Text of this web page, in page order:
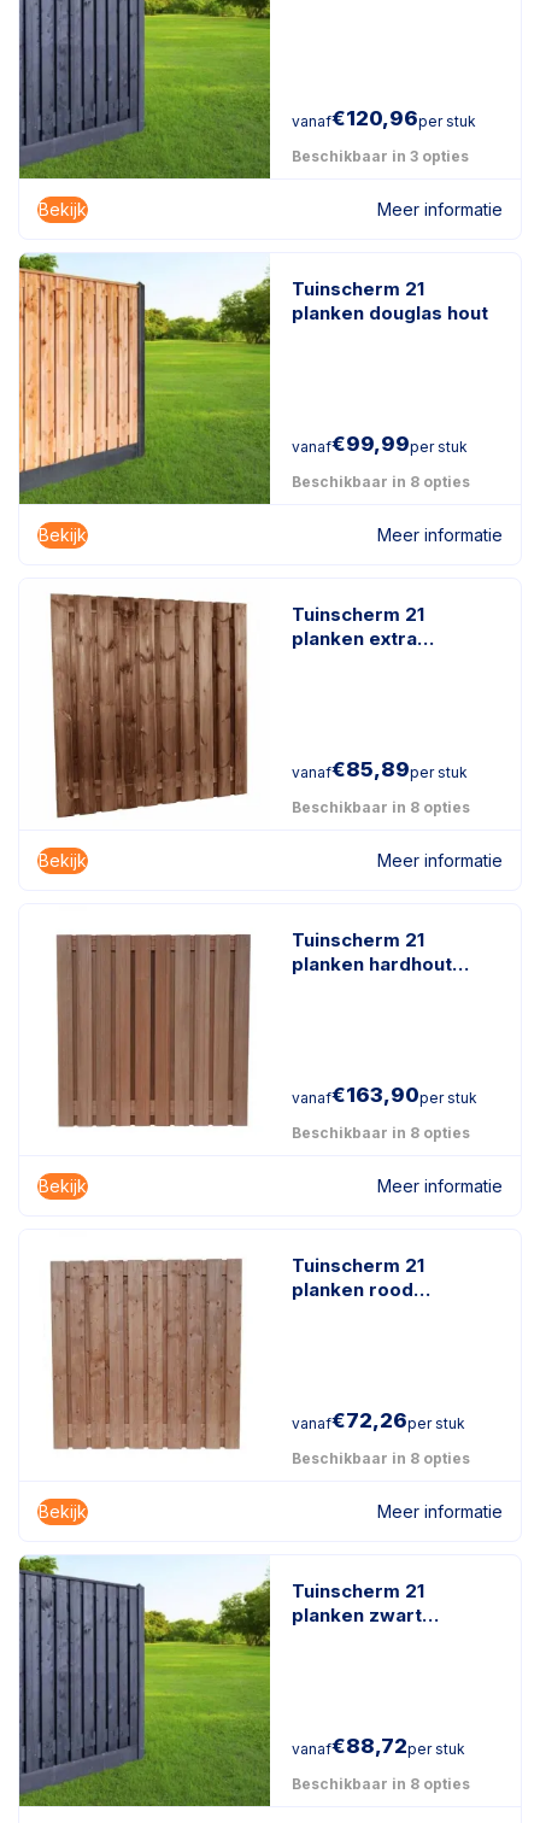
vanaf€120,96per stuk
Beschikbaar in 3 opties
Bekijk Meer informatie
Tuinscherm 21
planken douglas hout
vanaf€99,99per stuk
Beschikbaar in 8 opties
Bekijk Meer informatie
Tuinscherm 21
planken extra
vanaf€85,89per stuk
Beschikbaar in 8 opties
Bekijk Meer informatie
Tuinscherm 21
planken hardhout
vanaf€163,90per stuk
Beschikbaar in 8 opties
Bekijk Meer informatie
Tuinscherm 21
planken rood
vanaf€72,26per stuk
Beschikbaar in 8 opties
Bekijk Meer informatie
Tuinscherm 21
planken zwart
vanaf€88,72per stuk
Beschikbaar in 8 opties